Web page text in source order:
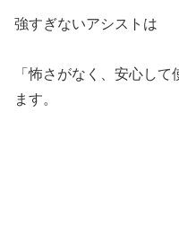
強すぎないアシストは
「怖さがなく、安心し
ます。